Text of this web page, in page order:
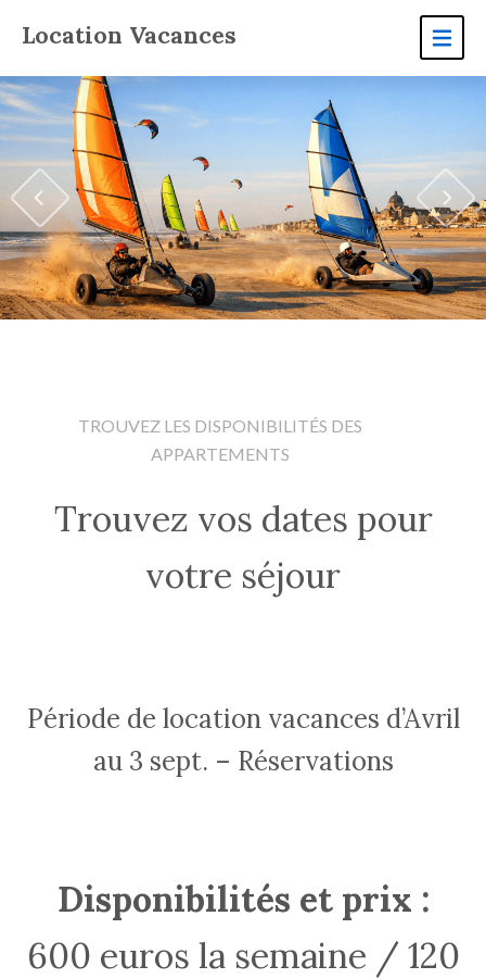
Location Vacances
TROUVEZ LES DISPONIBILITÉS DES
APPARTEMENTS
Trouvez vos dates pour
votre séjour
Période de location vacances d’Avril
au 3 sept. – Réservations
Disponibilités et prix :
600 euros la semaine / 120